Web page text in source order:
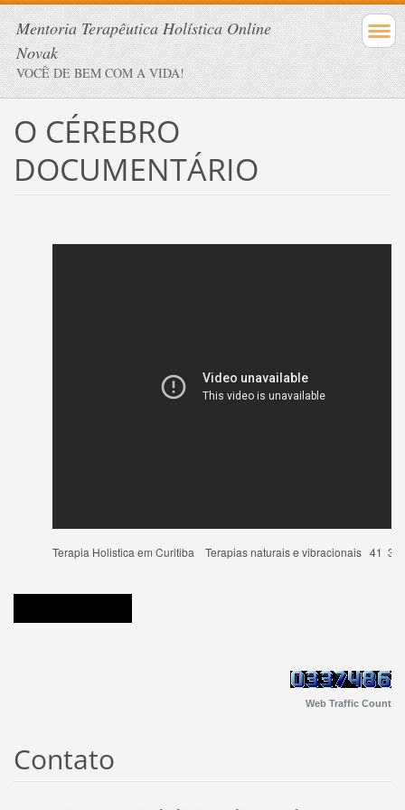
Mentoria Terapêutica Holística Online
Novak
VOCÊ DE BEM COM A VIDA!
O CÉREBRO
DOCUMENTÁRIO
Terapia Holistica em Curitiba Terapias naturais e vibracionais 41
Web Traffic Count
Contato